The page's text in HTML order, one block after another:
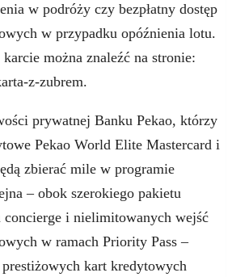
w podróży czy bezpłatny dostęp
w przypadku opóźnienia lotu.
można znaleźć na stronie:
z-zubrem.
prywatnej Banku Pekao, którzy
Pekao World Elite Mastercard i
zbierać mile w programie
– obok szerokiego pakietu
concierge i nielimitowanych wejść
w ramach Priority Pass –
kart kredytowych